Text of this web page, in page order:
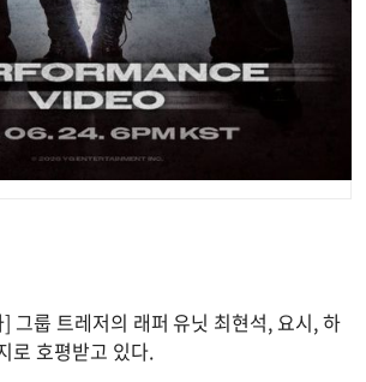
그룹 트레저의 래퍼 유닛 최현석, 요시, 하
로 호평받고 있다.